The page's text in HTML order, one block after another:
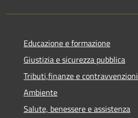
Educazione e formazione
Giustizia e sicurezza pubblica
Tributi,finanze e contravvenzioni
Ambiente
Salute, benessere e assistenza